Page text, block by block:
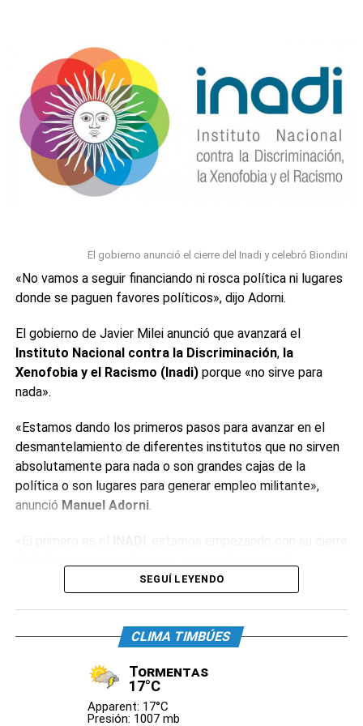
mirando los números todo el tiempo».A su vez, Luis
Caputo había confirmado que utilizaba los datos de bot de
Jumbo en un reportaje con Jonatan Viale en TN el pasado.
«El Jumbo BOT dice que la inflación de precios en abril dio
negativo», había dicho entusiasmado.
0 0
El gobierno anunció el cierre del Inadi y celebró Biondini
«No vamos a seguir financiando ni rosca política ni lugares
donde se paguen favores políticos», dijo Adorni.
El gobierno de Javier Milei anunció que avanzará el
Instituto Nacional contra la Discriminación, la
Xenofobia y el Racismo (Inadi)porque «no sirve para
nada».
«Estamos dando los primeros pasos para avanzar en el
desmantelamiento de diferentes institutos que no sirven
absolutamente para nada o son grandes cajas de la
política o son lugares para generar empleo militante»,
anunció Manuel Adorni.
organismo «tiene alrededor de 400 empleados y decenas
idoneidad», reconoció.
El dirigente neonazi Alejandro Biondini
«La primera medida con la que estoy de acuerdo. Hasta
INADIsólo había servido para perseguir al
SEGUÍ LEYENDO
CLIMA TIMBÚES
Tormentas
17°C
Apparent: 17°C
Presión: 1007 mb